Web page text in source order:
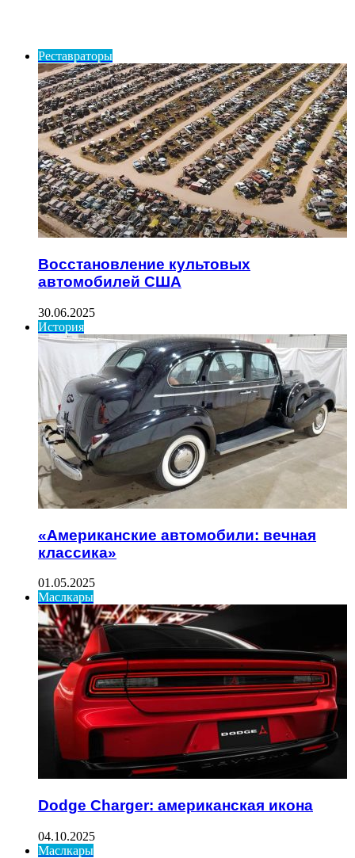
Реставраторы
Восстановление культовых
автомобилей США
30.06.2025
История
«Американские автомобили: вечная
классика»
01.05.2025
Маслкары
Dodge Charger: американская икона
04.10.2025
Маслкары